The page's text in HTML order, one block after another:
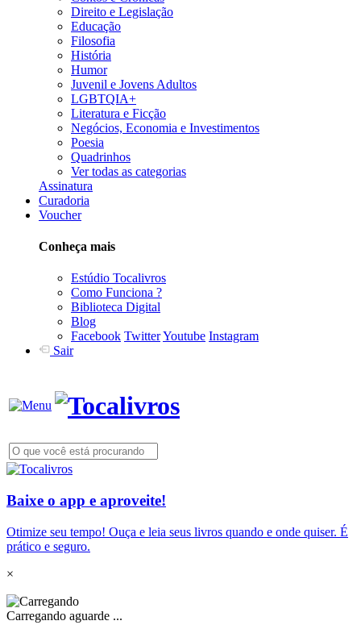
Direito e Legislação
Educação
Filosofia
História
Humor
Juvenil e Jovens Adultos
LGBTQIA+
Literatura e Ficção
Negócios, Economia e Investimentos
Poesia
Quadrinhos
Ver todas as categorias
Assinatura
Curadoria
Voucher
Conheça mais
Estúdio Tocalivros
Como Funciona ?
Biblioteca Digital
Blog
Facebook TwitterYoutube Instagram
Sair
Baixe o app e aproveite!
Otimize seu tempo! Ouça e leia seus livros quando e onde quiser. É
prático e seguro.
×
Carregando aguarde ...